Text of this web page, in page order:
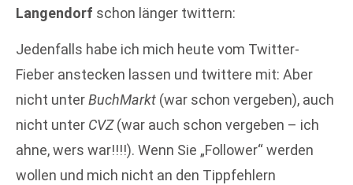
Langendorf schon länger twittern:
Jedenfalls habe ich mich heute vom Twitter-
Fieber anstecken lassen und twittere mit: Aber
nicht unterBuchMarkt (war schon vergeben), auch
nicht unter CVZ(war auch schon vergeben – ich
ahne, wers war!!!!). Wenn Sie „Follower“ werden
wollen und mich nicht an den Tippfehlern